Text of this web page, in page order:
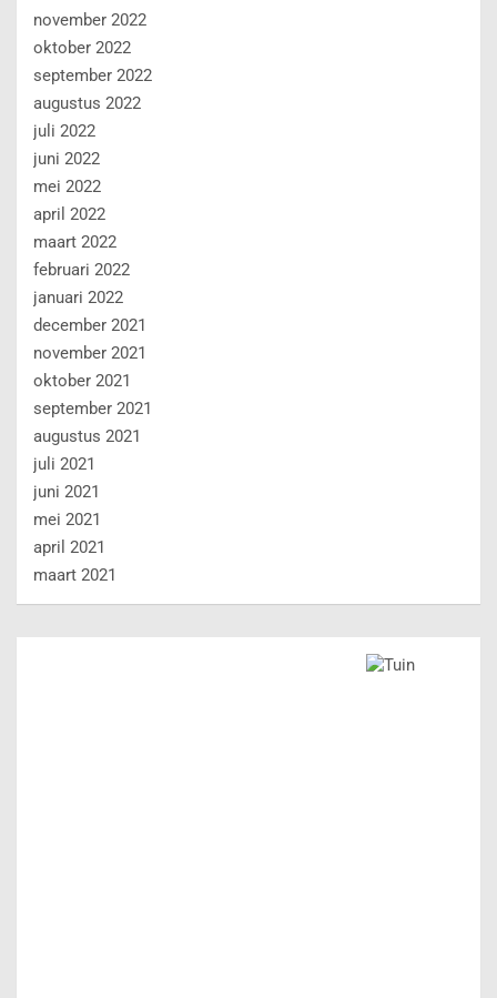
november 2022
oktober 2022
september 2022
augustus 2022
juli 2022
juni 2022
mei 2022
april 2022
maart 2022
februari 2022
januari 2022
december 2021
november 2021
oktober 2021
september 2021
augustus 2021
juli 2021
juni 2021
mei 2021
april 2021
maart 2021